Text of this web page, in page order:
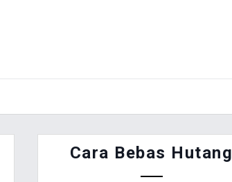
Cara Bebas Hutang